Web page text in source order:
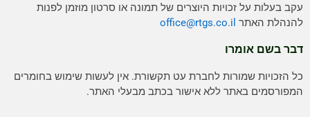
עקב בעלות על זכויות היוצרים של תמונה או סרטון מוזמן לפנות
להנהלת האתר
office@rtgs.co.il
דבר בשם אומרו
כל הזכויות שמורות לחברת עט תקשורת. אין לעשות שימוש בחומרים
המפורסמים באתר ללא אישור בכתב מבעלי האתר.